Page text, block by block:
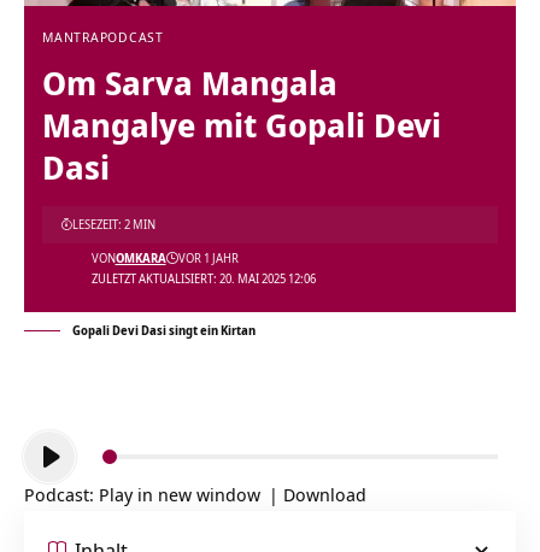
MANTRAPODCAST
Om Sarva Mangala
Mangalye mit Gopali Devi
Dasi
ZULETZT AKTUALISIERT: 20. MAI 2025 12:06
VONOMKARA VOR 1 JAHR
LESEZEIT: 2 MIN
Gopali Devi Dasi singt ein Kirtan
Audio-
Player
Podcast: Play in new window | Download